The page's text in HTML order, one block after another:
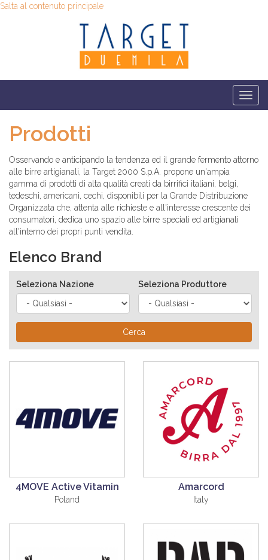
Salta al contenuto principale
Prodotti
Osservando e anticipando la tendenza ed il grande fermento attorno
alle birre artigianali, la Target 2000 S.p.A. propone un'ampia
gamma di prodotti di alta qualità creati da birrifici italiani, belgi,
tedeschi, americani, cechi, disponibili per la Grande Distribuzione
Organizzata che, attenta alle richieste e all'interesse crescente dei
consumatori, dedica uno spazio alle birre speciali ed artigianali
all'interno dei propri punti vendita.
Elenco Brand
Seleziona Nazione Seleziona Produttore
Cerca
4MOVE Active Vitamin
Poland
Amarcord
Italy